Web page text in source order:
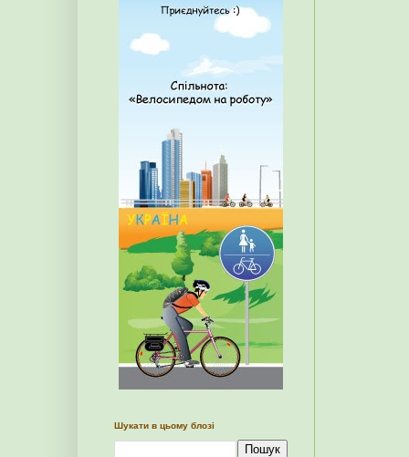
Шукати в цьому блозі